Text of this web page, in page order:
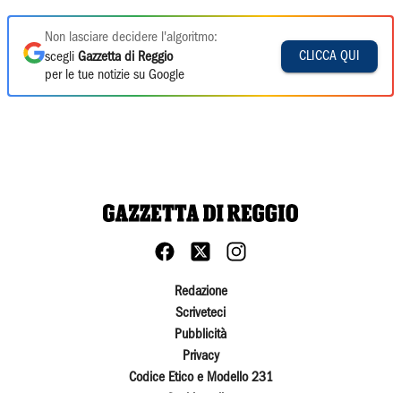
Non lasciare decidere l'algoritmo:
scegli Gazzetta di Reggio
per le tue notizie su Google
CLICCA QUI
Redazione
Scriveteci
Pubblicità
Privacy
Codice Etico e Modello 231